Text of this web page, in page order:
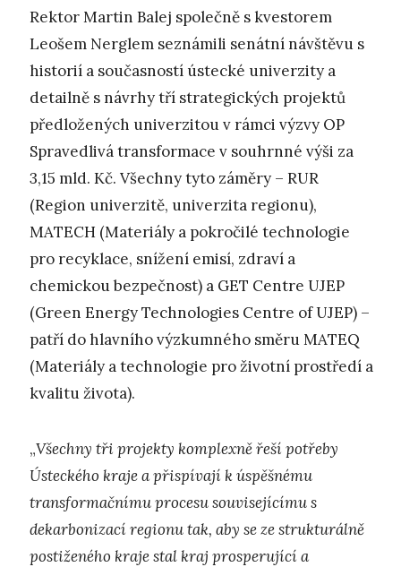
Rektor Martin Balej společně s kvestorem
Leošem Nerglem seznámili senátní návštěvu s
historií a současností ústecké univerzity a
detailně s návrhy tří strategických projektů
předložených univerzitou v rámci výzvy OP
Spravedlivá transformace v souhrnné výši za
3,15 mld. Kč. Všechny tyto záměry – RUR
(Region univerzitě, univerzita regionu),
MATECH (Materiály a pokročilé technologie
pro recyklace, snížení emisí, zdraví a
chemickou bezpečnost) a GET Centre UJEP
(Green Energy Technologies Centre of UJEP) –
patří do hlavního výzkumného směru MATEQ
(Materiály a technologie pro životní prostředí a
kvalitu života).
„Všechny tři projekty komplexně řeší potřeby
Ústeckého kraje a přispívají k úspěšnému
transformačnímu procesu souvisejícímu s
dekarbonizací regionu tak, aby se ze strukturálně
postiženého kraje stal kraj prosperující a